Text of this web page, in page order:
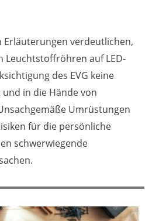
Erläuterungen verdeutlichen,
Leuchtstoffröhren auf LED-
des EVG keine
in die Hände von
Umrüstungen
für die persönliche
schwerwiegende